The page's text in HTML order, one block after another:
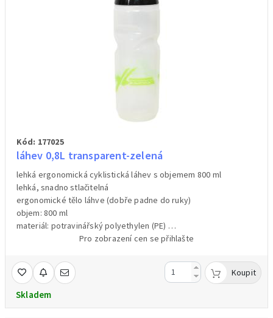
Kód: 177025
láhev 0,8L transparent-zelená
lehká ergonomická cyklistická láhev s objemem 800 ml
lehká, snadno stlačitelná
ergonomické tělo láhve (dobře padne do ruky)
objem: 800 ml
materiál: potravinářský polyethylen (PE)
Pro zobrazení cen se přihlašte
Skladem
Koupit